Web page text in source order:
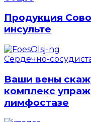
Продукция
инсульте
Сердечно-
Ваши вены
комплекс
лимфостазе